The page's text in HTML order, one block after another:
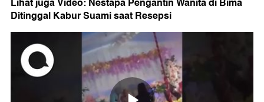
Ditinggal Kabur Suami saat Resepsi